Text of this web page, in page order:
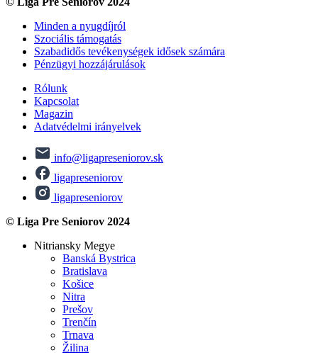
Minden a nyugdíjról
Szociális támogatás
Szabadidős tevékenységek idősek számára
Pénzügyi hozzájárulások
Rólunk
Kapcsolat
Magazin
Adatvédelmi irányelvek
info@ligapreseniorov.sk
ligapreseniorov
ligapreseniorov
© Liga Pre Seniorov 2024
Nitriansky Megye
Banská Bystrica
Bratislava
Košice
Nitra
Prešov
Trenčín
Trnava
Žilina